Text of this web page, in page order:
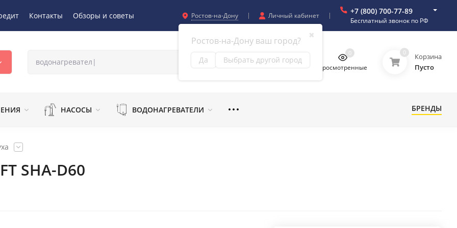
Контакты Обзоры и советы Ростов-на-Дону
✖
Ростов-на-Дону ваш город?
Да Выбрать другой город
Личный кабинет +7 (800) 700-77-89
Бесплатный звонок по РФ
Просмотренные
0 0
Корзина
Пусто
НАСОСЫ ВОДОНАГРЕВАТЕЛИ БРЕНДЫ
SHA-D60